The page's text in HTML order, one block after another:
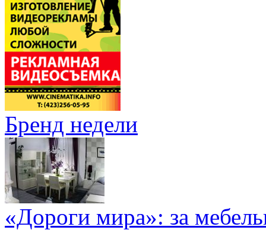
Бренд недели
«Дороги мира»: за